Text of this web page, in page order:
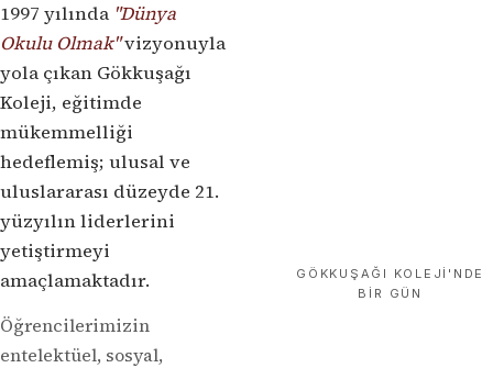
1997 yılında "Dünya
Okulu Olmak"vizyonuyla
yola çıkan Gökkuşağı
Koleji, eğitimde
mükemmelliği
hedeflemiş; ulusal ve
uluslararası düzeyde 21.
yüzyılın liderlerini
yetiştirmeyi
amaçlamaktadır.
Öğrencilerimizin
entelektüel, sosyal,
GÖKKUŞAĞI KOLEJI'NDE
BIR GÜN